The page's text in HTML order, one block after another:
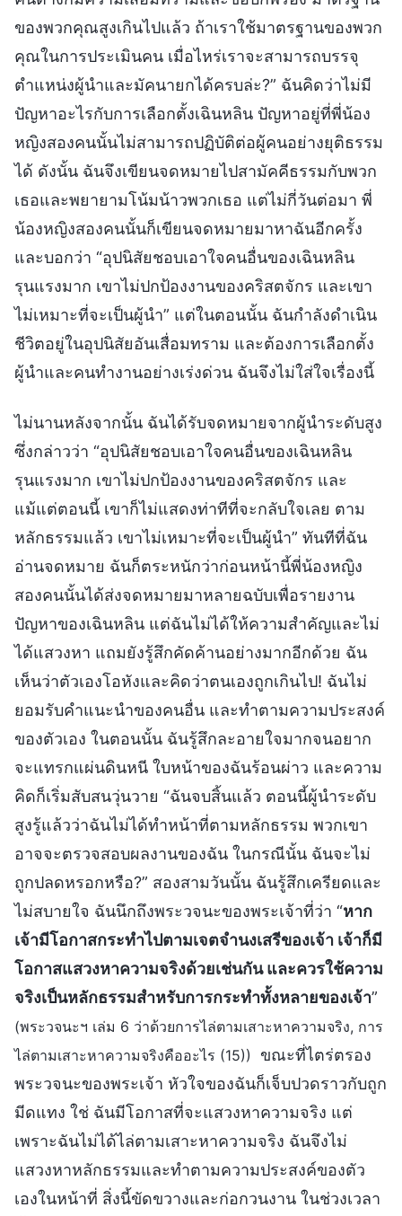
ของพวกคุณสูงเกินไปแล้ว ถ้าเราใช้มาตรฐานของพวก
คุณในการประเมินคน เมื่อไหร่เราจะสามารถบรรจุ
ตำแหน่งผู้นำและมัคนายกได้ครบล่ะ?” ฉันคิดว่าไม่มี
ปัญหาอะไรกับการเลือกตั้งเฉินหลิน ปัญหาอยู่ที่พี่น้อง
หญิงสองคนนั้นไม่สามารถปฏิบัติต่อผู้คนอย่างยุติธรรม
ได้ ดังนั้น ฉันจึงเขียนจดหมายไปสามัคคีธรรมกับพวก
เธอและพยายามโน้มน้าวพวกเธอ แต่ไม่กี่วันต่อมา พี่
น้องหญิงสองคนนั้นก็เขียนจดหมายมาหาฉันอีกครั้ง
และบอกว่า “อุปนิสัยชอบเอาใจคนอื่นของเฉินหลิน
รุนแรงมาก เขาไม่ปกป้องงานของคริสตจักร และเขา
ไม่เหมาะที่จะเป็นผู้นำ” แต่ในตอนนั้น ฉันกำลังดำเนิน
ชีวิตอยู่ในอุปนิสัยอันเสื่อมทราม และต้องการเลือกตั้ง
ผู้นำและคนทำงานอย่างเร่งด่วน ฉันจึงไม่ใส่ใจเรื่องนี้
ไม่นานหลังจากนั้น ฉันได้รับจดหมายจากผู้นำระดับสูง
ซึ่งกล่าวว่า “อุปนิสัยชอบเอาใจคนอื่นของเฉินหลิน
รุนแรงมาก เขาไม่ปกป้องงานของคริสตจักร และ
แม้แต่ตอนนี้ เขาก็ไม่แสดงท่าทีที่จะกลับใจเลย ตาม
หลักธรรมแล้ว เขาไม่เหมาะที่จะเป็นผู้นำ” ทันทีที่ฉัน
อ่านจดหมาย ฉันก็ตระหนักว่าก่อนหน้านี้พี่น้องหญิง
สองคนนั้นได้ส่งจดหมายมาหลายฉบับเพื่อรายงาน
ปัญหาของเฉินหลิน แต่ฉันไม่ได้ให้ความสำคัญและไม่
ได้แสวงหา แถมยังรู้สึกคัดค้านอย่างมากอีกด้วย ฉัน
เห็นว่าตัวเองโอหังและคิดว่าตนเองถูกเกินไป! ฉันไม่
ยอมรับคำแนะนำของคนอื่น และทำตามความประสงค์
ของตัวเอง ในตอนนั้น ฉันรู้สึกละอายใจมากจนอยาก
จะแทรกแผ่นดินหนี ใบหน้าของฉันร้อนผ่าว และความ
คิดก็เริ่มสับสนวุ่นวาย “ฉันจบสิ้นแล้ว ตอนนี้ผู้นำระดับ
สูงรู้แล้วว่าฉันไม่ได้ทำหน้าที่ตามหลักธรรม พวกเขา
อาจจะตรวจสอบผลงานของฉัน ในกรณีนั้น ฉันจะไม่
ถูกปลดหรอกหรือ?” สองสามวันนั้น ฉันรู้สึกเครียดและ
ไม่สบายใจ ฉันนึกถึงพระวจนะของพระเจ้าที่ว่า “หาก
เจ้ามีโอกาสกระทำไปตามเจตจำนงเสรีของเจ้า เจ้าก็มี
โอกาสแสวงหาความจริงด้วยเช่นกัน และควรใช้ความ
จริงเป็นหลักธรรมสำหรับการกระทำทั้งหลายของเจ้า”
(พระวจนะฯ เล่ม 6 ว่าด้วยการไล่ตามเสาะหาความจริง, การ
ไล่ตามเสาะหาความจริงคืออะไร (15))
ขณะที่ไตร่ตรอง
พระวจนะของพระเจ้า หัวใจของฉันก็เจ็บปวดราวกับถูก
มีดแทง ใช่ ฉันมีโอกาสที่จะแสวงหาความจริง แต่
เพราะฉันไม่ได้ไล่ตามเสาะหาความจริง ฉันจึงไม่
แสวงหาหลักธรรมและทำตามความประสงค์ของตัว
เองในหน้าที่ สิ่งนี้ขัดขวางและก่อกวนงาน ในช่วงเวลา